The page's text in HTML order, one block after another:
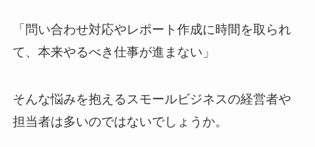
「問い合わせ対応やレポート作成に時間を取られ
て、本来やるべき仕事が進まない」
そんな悩みを抱えるスモールビジネスの経営者や
担当者は多いのではないでしょうか。